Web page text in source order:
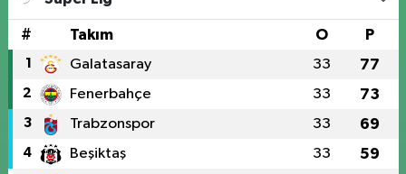
# Takım O P
1 Galatasaray 33 77
2 Fenerbahçe 33 73
3 Trabzonspor 33 69
4 Beşiktaş 33 59